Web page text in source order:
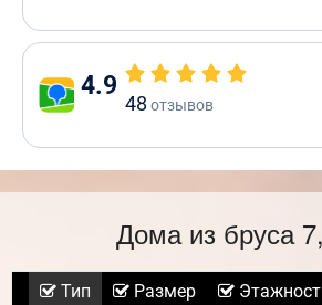
4.9
48 отзывов
Дома из бруса
Тип Размер